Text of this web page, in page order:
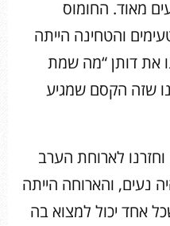
מאוד. החומוס
והטחינה הייתה
את דותן “מה שמת
שזה הקסם שמגיע
לארוחת הערב
נעים, והארוחה הייתה
אחד יכול למצוא בה